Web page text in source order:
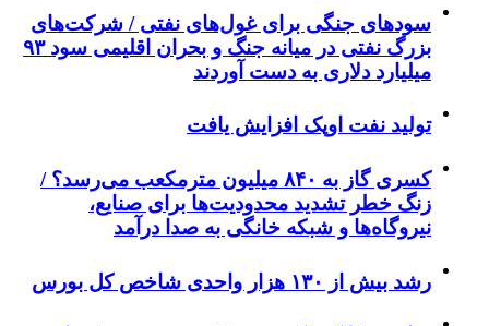
سودهای جنگی برای غول‌های نفتی / شرکت‌های
بزرگ نفتی در میانه جنگ و بحران اقلیمی سود ۹۳
میلیارد دلاری به دست آوردند
تولید نفت اوپک افزایش یافت
کسری گاز به ۸۴۰ میلیون مترمکعب می‌رسد؟ /
زنگ خطر تشدید محدودیت‌ها برای صنایع،
نیروگاه‌ها و شبکه خانگی به صدا درآمد
رشد بیش از ۱۳۰ هزار واحدی شاخص کل بورس